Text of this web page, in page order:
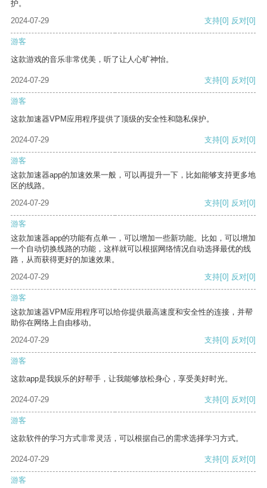
护。
2024-07-29
支持[0] 反对[0]
游客
这款游戏的音乐非常优美，听了让人心旷神怡。
2024-07-29 支持[0] 反对[0]
游客
这款加速器VPM应用程序提供了顶级的安全性和隐私保护。
2024-07-29 支持[0] 反对[0]
游客
这款加速器app的加速效果一般，可以再提升一下，比如能够支持更多地
区的线路。
2024-07-29
支持[0] 反对[0]
游客
这款加速器app的功能有点单一，可以增加一些新功能。比如，可以增加
一个自动切换线路的功能，这样就可以根据网络情况自动选择最优的线
路，从而获得更好的加速效果。
2024-07-29
支持[0] 反对[0]
游客
这款加速器VPM应用程序可以给你提供最高速度和安全性的连接，并帮
助你在网络上自由移动。
2024-07-29
支持[0] 反对[0]
游客
这款app是我娱乐的好帮手，让我能够放松身心，享受美好时光。
2024-07-29 支持[0] 反对[0]
游客
这款软件的学习方式非常灵活，可以根据自己的需求选择学习方式。
2024-07-29 支持[0] 反对[0]
游客